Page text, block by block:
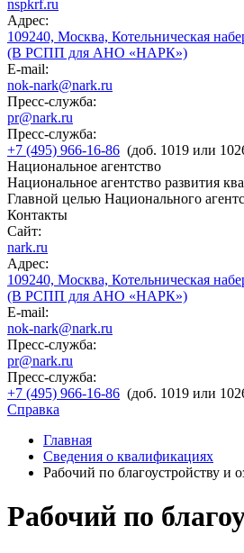
nspkrf.ru
Адрес:
109240, Москва, Котельническая
(В РСПП для АНО «НАРК»)
E-mail:
nok-nark@nark.ru
Пресс-служба:
pr@nark.ru
Пресс-служба:
+7 (495) 966-16-86 (доб. 1019 или
Национальное агентство
Национальное агентство развития
Главной целью Национального
Контакты
Сайт:
nark.ru
Адрес:
109240, Москва, Котельническая
(В РСПП для АНО «НАРК»)
E-mail:
nok-nark@nark.ru
Пресс-служба:
pr@nark.ru
Пресс-служба:
+7 (495) 966-16-86 (доб. 1019 или
Справка
Главная
Сведения о квалификациях
Рабочий по благоустройству и
Рабочий по